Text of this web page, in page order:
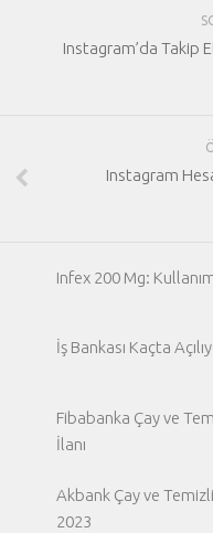
Instagram’da Takip
Instagram
Infex 200 Mg:
İş Bankası Kaçta
Fibabanka Çay ve
İlanı
Akbank Çay ve
2023